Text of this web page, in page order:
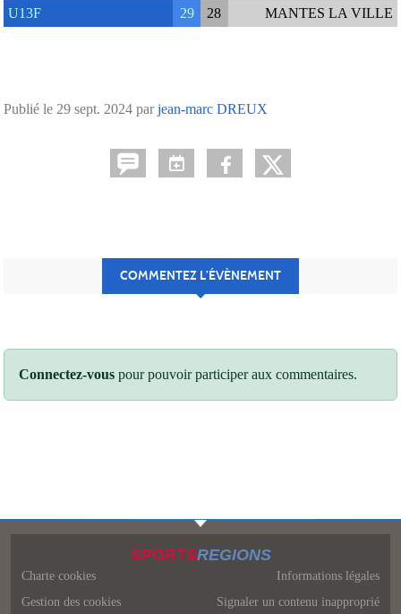
U13F 29 28 MANTES LA VILLE
Publié le 29 sept. 2024 parjean-marc DREUX
COMMENTEZ L’ÉVÈNEMENT
Connectez-vous pour pouvoir participer aux commentaires.
SPORTSREGIONS
Charte cookies
Gestion des cookies
Informations légales
Signaler un contenu inapproprié